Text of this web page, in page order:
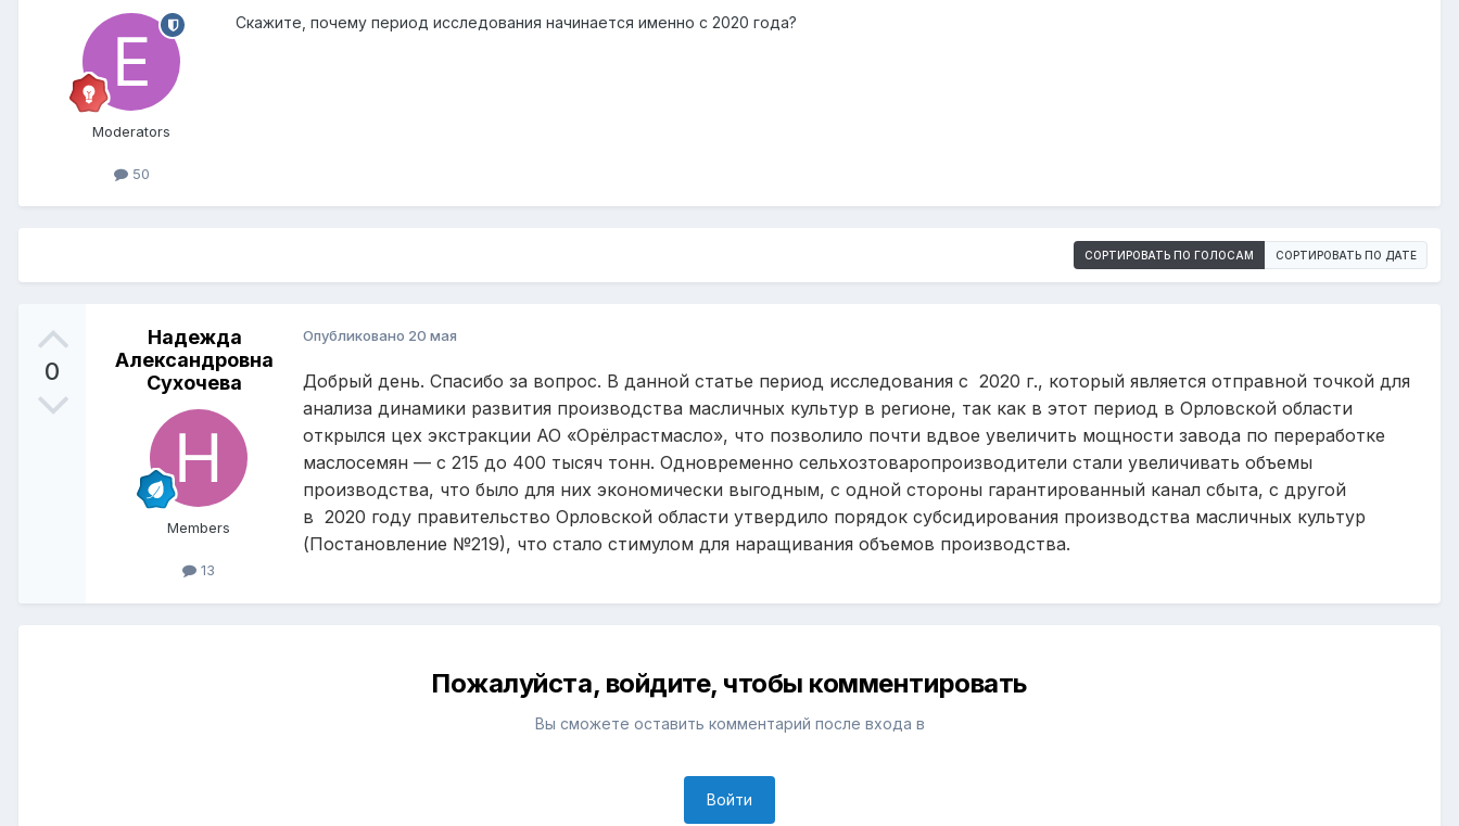
Moderators
50
Скажите, почему период исследования начинается именно с 2020 года?
СОРТИРОВАТЬ ПО ГОЛОСАМ СОРТИРОВАТЬ ПО ДАТЕ
0
Надежда
Александровна
Сухочева
Members
13
Опубликовано 20 мая
Добрый день. Спасибо за вопрос. В данной статье период исследования с 2020 г., который является отправной точкой для
анализа динамики развития производства масличных культур в регионе, так как в этот период в Орловской области
открылся цех экстракции АО «Орёлрастмасло», что позволило почти вдвое увеличить мощности завода по переработке
маслосемян — с 215 до 400 тысяч тонн. Одновременно сельхозтоваропроизводители стали увеличивать объемы
производства, что было для них экономически выгодным, с одной стороны гарантированный канал сбыта, с другой
в 2020 году правительство Орловской области утвердило порядок субсидирования производства масличных культур
(Постановление №219), что стало стимулом для наращивания объемов производства.
Пожалуйста, войдите, чтобы комментировать
Вы сможете оставить комментарий после входа в
Войти